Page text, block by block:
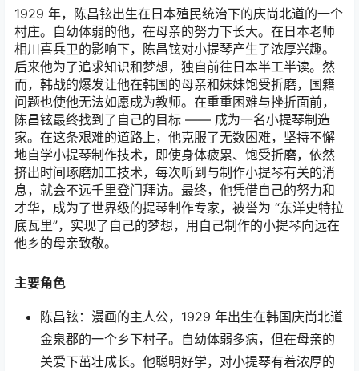
1929 年，陈昌铉出生在日本殖民统治下的庆尚北道的一个
村庄。自幼体弱的他，在母亲的努力下长大。在日本老师
相川喜兵卫的影响下，陈昌铉对小提琴产生了浓厚兴趣。
后来他为了追求知识和梦想，独自前往日本半工半读。然
而，韩战的爆发让他在韩国的母亲和妹妹饱受折磨，国籍
问题也使他无法如愿成为教师。在重重困难与挫折面前，
陈昌铉最终找到了自己的目标 —— 成为一名小提琴制造
家。在这条艰难的道路上，他克服了无数困难，坚持不懈
地自学小提琴制作技术，即使身体疲累、饱受折磨，依然
挤出时间琢磨加工技术，每次听到与制作小提琴有关的消
息，就会不远千里登门拜访。最终，他凭借自己的努力和
才华，成为了世界级的提琴制作专家，被誉为 “东洋史特拉
底瓦里”，实现了自己的梦想，用自己制作的小提琴向远在
他乡的母亲致敬。
主要角色
陈昌铉：漫画的主人公，1929 年出生在韩国庆尚北道
金泉郡的一个乡下村子。自幼体弱多病，但在母亲的
关爱下茁壮成长。他聪明好学，对小提琴有着浓厚的